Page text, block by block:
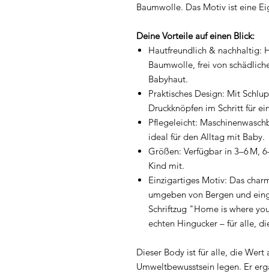
Baumwolle. Das Motiv ist eine
Deine Vorteile auf einen Blick:
Hautfreundlich & nachhaltig:
Baumwolle, frei von
Babyhaut.
Praktisches Design: Mit
Druckknöpfen im Schritt für
Pflegeleicht:
ideal für den Alltag mit Baby.
Größen: Verfügbar in 3–6 M,
Kind mit.
Einzigartiges Motiv: Das
umgeben von Bergen und
Schriftzug "Home is where
echten Hingucker – für alle,
Dieser Body ist für alle, die
Umweltbewusstsein legen. Er